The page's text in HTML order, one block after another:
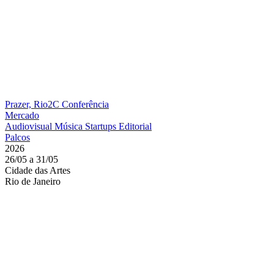
Prazer, Rio2C Conferência
Mercado
Audiovisual Música Startups Editorial
Palcos
2026
26/05 a 31/05
Cidade das Artes
Rio de Janeiro